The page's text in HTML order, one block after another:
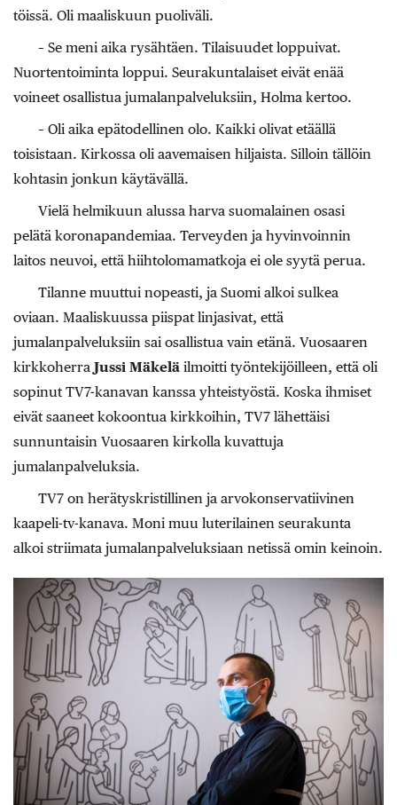
töissä. Oli maaliskuun puoliväli.
– Se meni aika rysähtäen. Tilaisuudet loppuivat.
Nuortentoiminta loppui. Seurakuntalaiset eivät enää
voineet osallistua jumalanpalveluksiin, Holma kertoo.
– Oli aika epätodellinen olo. Kaikki olivat etäällä
toisistaan. Kirkossa oli aavemaisen hiljaista. Silloin tällöin
kohtasin jonkun käytävällä.
Vielä helmikuun alussa harva suomalainen osasi
pelätä koronapandemiaa. Terveyden ja hyvinvoinnin
laitos neuvoi, että hiihtolomamatkoja ei ole syytä perua.
Tilanne muuttui nopeasti, ja Suomi alkoi sulkea
oviaan. Maaliskuussa piispat linjasivat, että
jumalanpalveluksiin sai osallistua vain etänä. Vuosaaren
kirkkoherra Jussi Mäkelä ilmoitti työntekijöilleen, että oli
sopinut TV7-kanavan kanssa yhteistyöstä. Koska ihmiset
eivät saaneet kokoontua kirkkoihin, TV7 lähettäisi
sunnuntaisin Vuosaaren kirkolla kuvattuja
jumalanpalveluksia.
TV7 on herätyskristillinen ja arvokonservatiivinen
kaapeli-tv-kanava. Moni muu luterilainen seurakunta
alkoi striimata jumalanpalveluksiaan netissä omin keinoin.